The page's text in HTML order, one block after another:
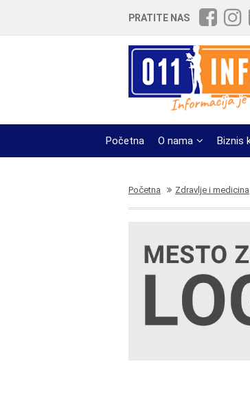
PRATITE NAS
Početna O nama Biznis
Početna Zdravlje i medicina